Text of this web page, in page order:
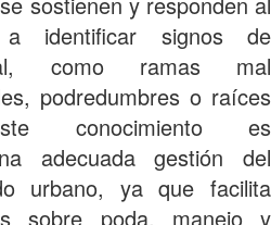
a identificar signos de
como ramas mal
podredumbres o raíces
conocimiento es
adecuada gestión del
urbano, ya que facilita
sobre poda, manejo y